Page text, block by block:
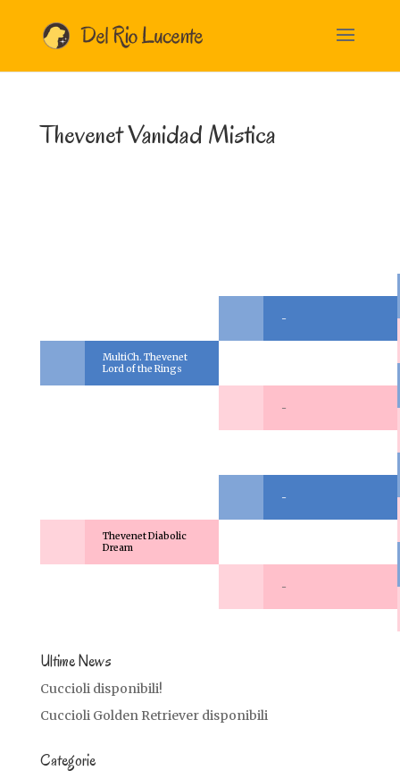
Thevenet Vanidad Mistica
MultiCh. Thevenet
Lord of the Rings
Thevenet Diabolic
Dream
-
-
-
-
Ultime News
Cuccioli disponibili!
Cuccioli Golden Retriever disponibili
Categorie